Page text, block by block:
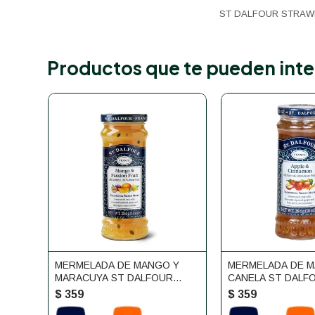
ST DALFOUR
Productos que te pueden
MERMELADA DE MANGO Y
MARACUYA ST DALFOUR
284G
$ 359
MERMELADA DE
CANELA ST
$ 359